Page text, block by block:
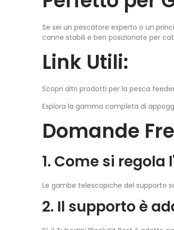
Se sei un pescatore esperto o un
canne stabili e ben posizionate per
Link Utili:
Scopri altri prodotti per la pesca
Esplora la gamma completa di
Domande
1. Come si regola
Le gambe telescopiche del supporto
2. Il supporto è